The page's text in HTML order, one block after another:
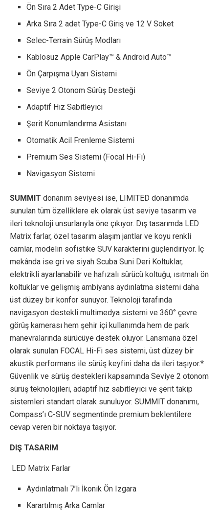
Ön Sıra 2 Adet Type-C Girişi
Arka Sıra 2 adet Type-C Giriş ve 12 V Soket
Selec-Terrain Sürüş Modları
Kablosuz Apple CarPlay™ & Android Auto™
Ön Çarpışma Uyarı Sistemi
Seviye 2 Otonom Sürüş Desteği
Adaptif Hız Sabitleyici
Şerit Konumlandırma Asistanı
Otomatik Acil Frenleme Sistemi
Premium Ses Sistemi (Focal Hi-Fi)
Navigasyon Sistemi
SUMMIT donanım seviyesi ise, LIMITED donanımda
sunulan tüm özelliklere ek olarak üst seviye tasarım ve
ileri teknoloji unsurlarıyla öne çıkıyor. Dış tasarımda LED
Matrix farlar, özel tasarım alaşım jantlar ve koyu renkli
camlar, modelin sofistike SUV karakterini güçlendiriyor. İç
mekânda ise gri ve siyah Scuba Suni Deri Koltuklar,
elektrikli ayarlanabilir ve hafızalı sürücü koltuğu, ısıtmalı ön
koltuklar ve gelişmiş ambiyans aydınlatma sistemi daha
üst düzey bir konfor sunuyor. Teknoloji tarafında
navigasyon destekli multimedya sistemi ve 360° çevre
görüş kamerası hem şehir içi kullanımda hem de park
manevralarında sürücüye destek oluyor. Lansmana özel
olarak sunulan FOCAL Hi-Fi ses sistemi, üst düzey bir
akustik performans ile sürüş keyfini daha da ileri taşıyor.*
Güvenlik ve sürüş destekleri kapsamında Seviye 2 otonom
sürüş teknolojileri, adaptif hız sabitleyici ve şerit takip
sistemleri standart olarak sunuluyor. SUMMIT donanımı,
Compass’ı C-SUV segmentinde premium beklentilere
cevap veren bir noktaya taşıyor.
DIŞ TASARIM
LED Matrix Farlar
Aydınlatmalı 7’li İkonik Ön Izgara
Karartılmış Arka Camlar